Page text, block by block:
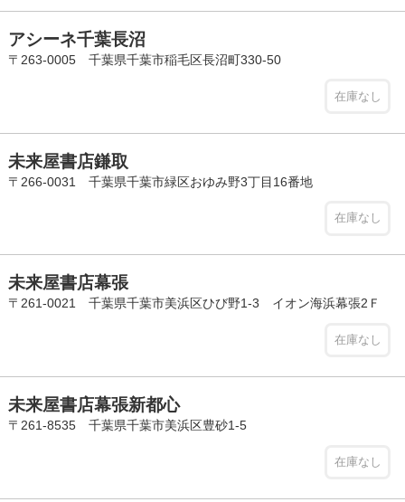
アシーネ千葉長沼
〒263-0005 千葉県千葉市稲毛区長沼町330-50
在庫なし
未来屋書店鎌取
〒266-0031 千葉県千葉市緑区おゆみ野3丁目16番地
在庫なし
未来屋書店幕張
〒261-0021 千葉県千葉市美浜区ひび野1-3 イオン海浜幕張2Ｆ
在庫なし
未来屋書店幕張新都心
〒261-8535 千葉県千葉市美浜区豊砂1-5
在庫なし